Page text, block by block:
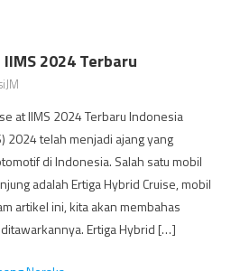
2024 Terbaru
at IIMS 2024 Terbaru Indonesia
2024 telah menjadi ajang yang
di Indonesia. Salah satu mobil
adalah Ertiga Hybrid Cruise, mobil
artikel ini, kita akan membahas
Ertiga Hybrid […]